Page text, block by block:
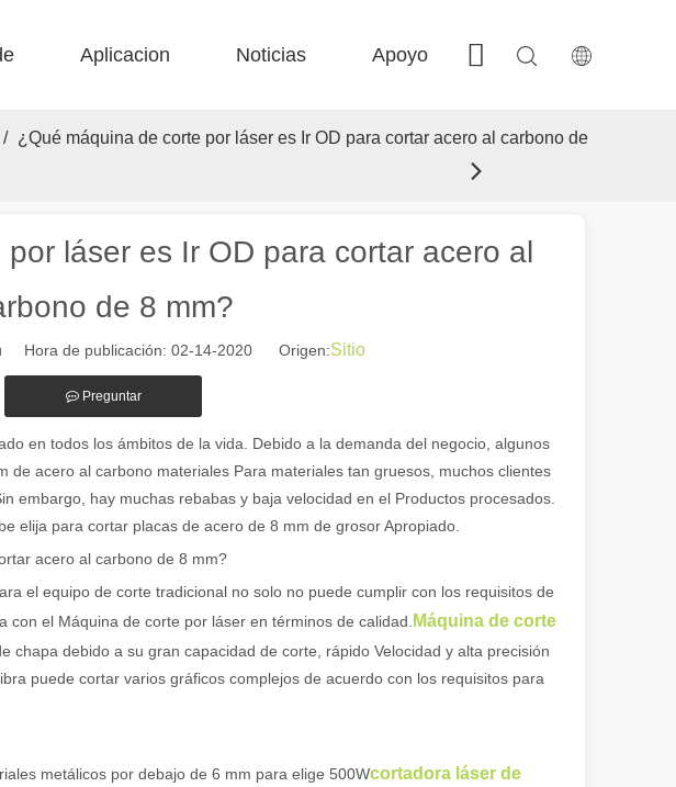
Aplicacion Noticias Apoyo Contáctenos
/ ¿Qué máquina de corte por láser es Ir OD para cortar acero al carbono de
fabricación moderna y el paisaje industrial, las máquinas de marcado láser han surgido
láser es Ir OD para cortar acero al
de 8 mm?
de publicación: 02-14-2020 Origen:Sitio
Preguntar
en todos los ámbitos de la vida. Debido a la demanda del negocio, algunos
de acero al carbono materiales Para materiales tan gruesos, muchos clientes
embargo, hay muchas rebabas y baja velocidad en el Productos procesados.
elija para cortar placas de acero de 8 mm de grosor Apropiado.
acero al carbono de 8 mm?
el equipo de corte tradicional no solo no puede cumplir con los requisitos de
el Máquina de corte por láser en términos de calidad. Máquina de corte
chapa debido a su gran capacidad de corte, rápido Velocidad y alta precisión
puede cortar varios gráficos complejos de acuerdo con los requisitos para
metálicos por debajo de 6 mm para elige 500Wcortadora láser de